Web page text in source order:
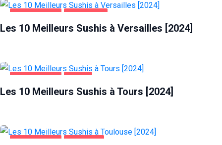
ALIMENTATION VERSAILLES
Les 10 Meilleurs Sushis à Versailles [2024]
ALIMENTATION TOURS
Les 10 Meilleurs Sushis à Tours [2024]
ALIMENTATION TOULOUSE